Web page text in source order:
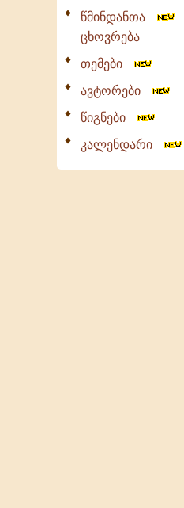
წმინდანთა
ცხოვრება
თემები
ავტორები
წიგნები
კალენდარი